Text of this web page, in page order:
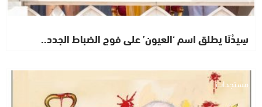
سِيدْنَا يطلق اسم ‘العيون’ على فوج الضباط الجدد..
مستجدات